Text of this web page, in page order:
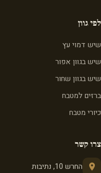
לפי גוון
שיש דמוי עץ
שיש בגוון אפור
שיש בגוון שחור
ברזים למטבח
כיורי מטבח
צרו קשר
החרש 10, נתיבות